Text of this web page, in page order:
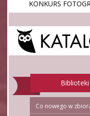
KONKURS
Biblioteki
Co nowego w